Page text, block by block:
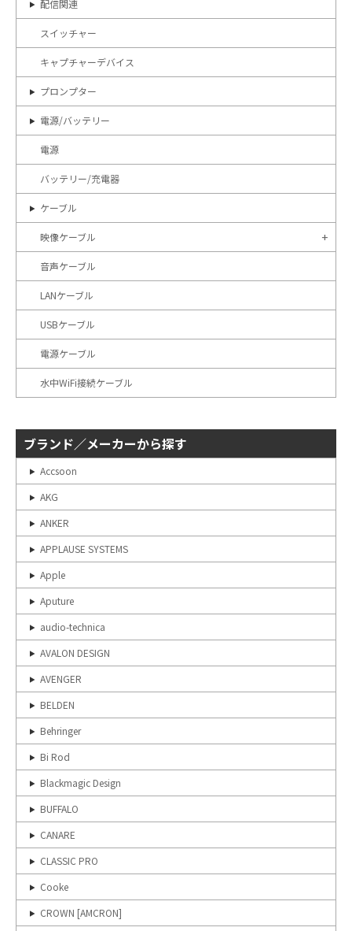
配信関連
スイッチャー
キャプチャーデバイス
プロンプター
電源/バッテリー
電源
バッテリー/充電器
ケーブル
映像ケーブル
音声ケーブル
LANケーブル
USBケーブル
電源ケーブル
水中WiFi接続ケーブル
ブランド／メーカーから探す
Accsoon
AKG
ANKER
APPLAUSE SYSTEMS
Apple
Aputure
audio-technica
AVALON DESIGN
AVENGER
BELDEN
Behringer
Bi Rod
Blackmagic Design
BUFFALO
CANARE
CLASSIC PRO
Cooke
CROWN [AMCRON]